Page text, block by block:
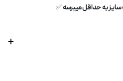
به حداقل مییرسه✅